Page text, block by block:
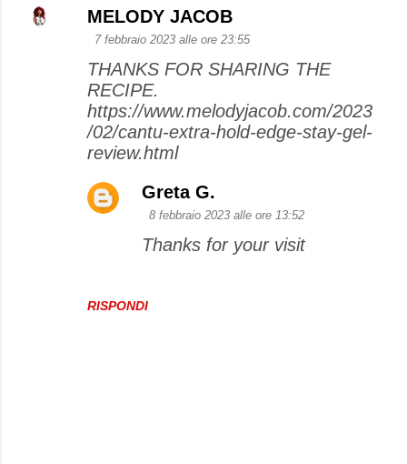
C
MELODY JACOB
7 febbraio 2023 alle ore 23:55
THANKS FOR SHARING THE
RECIPE.
https://www.melodyjacob.com/2023
/02/cantu-extra-hold-edge-stay-gel-
review.html
RISPONDI
Greta G.
8 febbraio 2023 alle ore 13:52
Thanks for your visit